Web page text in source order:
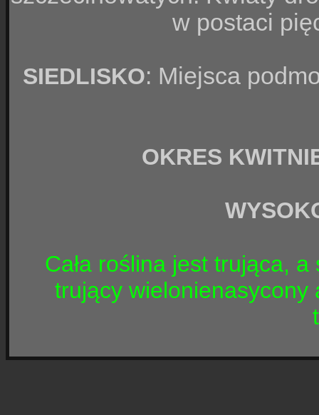
w postaci
SIEDLISKO: Miejsca
OKRES
Cała roślina jest trująca, a
trujący